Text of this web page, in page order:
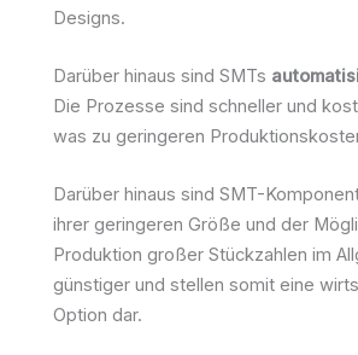
Designs.
Darüber hinaus sind SMTs
Die Prozesse sind schneller und
was zu geringeren
Darüber hinaus sind SMT-
ihrer geringeren Größe und der
Produktion großer Stückzahlen im
günstiger und stellen somit eine
Option dar.